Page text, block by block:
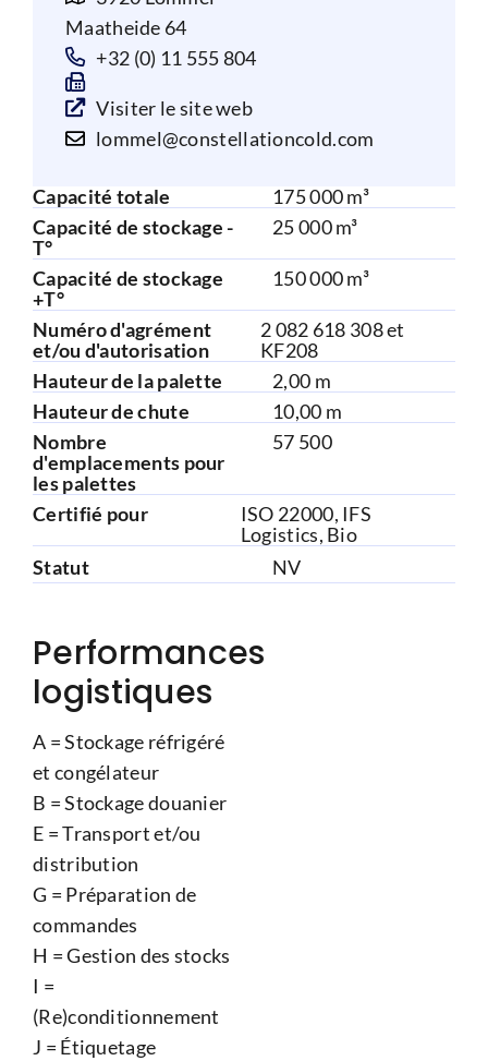
Maatheide 64
+32 (0) 11 555 804
Visiter le site web
lommel@constellationcold.com
Capacité totale
175 000 m³
Capacité de stockage -
T°
25 000 m³
Capacité de stockage
+T°
150 000 m³
Numéro d'agrément
et/ou d'autorisation
2 082 618 308 et
KF208
Hauteur de la palette
2,00 m
Hauteur de chute
10,00 m
Nombre
d'emplacements pour
les palettes
57 500
Certifié pour
ISO 22000, IFS
Logistics, Bio
Statut
NV
Performances
logistiques
A = Stockage réfrigéré
et congélateur
B = Stockage douanier
E = Transport et/ou
distribution
G = Préparation de
commandes
H = Gestion des stocks
I =
(Re)conditionnement
J = Étiquetage